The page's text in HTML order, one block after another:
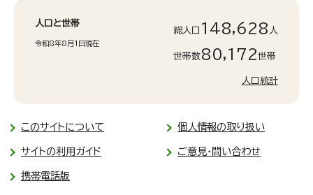
人口と世帯
令和8年8月1日現在
総人口 148,628 人
世帯数80,172世帯
人口統計
このサイトについて 個人情報の取り扱い
サイトの利用ガイド ご意見・問い合わせ
携帯電話版